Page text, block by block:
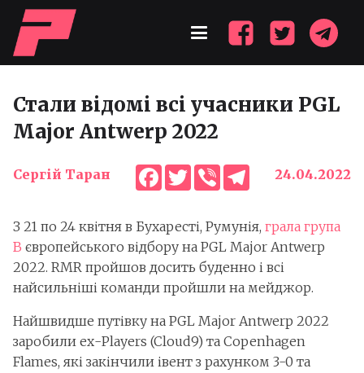
Стали відомі всі учасники PGL
Major Antwerp 2022
Сергій Таран Facebook
TwitterViber Telegram
24.04.2022
З 21 по 24 квітня в Бухаресті, Румунія, грала група
B європейського відбору на PGL Major Antwerp
2022. RMR пройшов досить буденно і всі
найсильніші команди пройшли на мейджор.
Найшвидше путівку на PGL Major Antwerp 2022
заробили ех-Players (Cloud9) та Copenhagen
Flames, які закінчили івент з рахунком 3-0 та